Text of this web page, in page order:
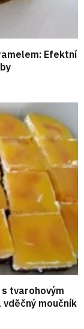
Efektní
tvarohovým
moučník